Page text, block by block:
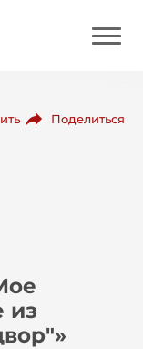
Поделиться
из